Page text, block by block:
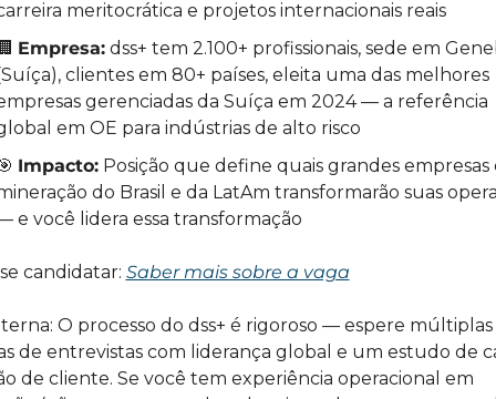
meritocrática e projetos internacionais reais
Empresa: dss+ tem 2.100+ profissionais, sede em
clientes em 80+ países, eleita uma das melhores
gerenciadas da Suíça em 2024 — a referência
em OE para indústrias de alto risco
Impacto: Posição que define quais grandes empresas
do Brasil e da LatAm transformarão suas
e você lidera essa transformação
candidatar: Saber mais sobre a vaga
O processo do dss+ é rigoroso — espere múltiplas
de entrevistas com liderança global e um estudo de
de cliente. Se você tem experiência operacional em